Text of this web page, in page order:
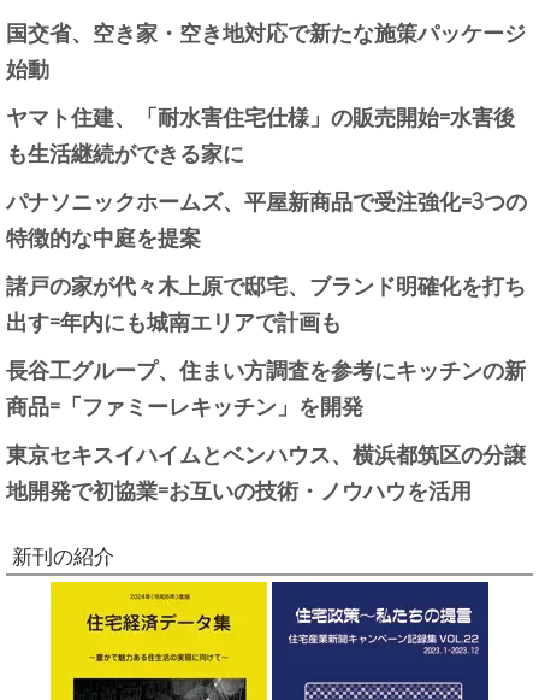
国交省、空き家・空き地対応で新たな施策パッケージ
始動
ヤマト住建、「耐水害住宅仕様」の販売開始=水害後
も生活継続ができる家に
パナソニックホームズ、平屋新商品で受注強化=3つの
特徴的な中庭を提案
諸戸の家が代々木上原で邸宅、ブランド明確化を打ち
出す=年内にも城南エリアで計画も
長谷工グループ、住まい方調査を参考にキッチンの新
商品=「ファミーレキッチン」を開発
東京セキスイハイムとベンハウス、横浜都筑区の分譲
地開発で初協業=お互いの技術・ノウハウを活用
新刊の紹介